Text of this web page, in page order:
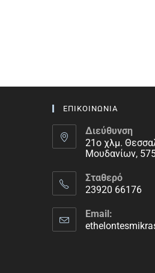
ΕΠΙΚΟΙΝΩΝΙΑ
Διεύθυνση
21ο χλμ.
Μουδανίων,
Σταθερό
23920 66176
Email: